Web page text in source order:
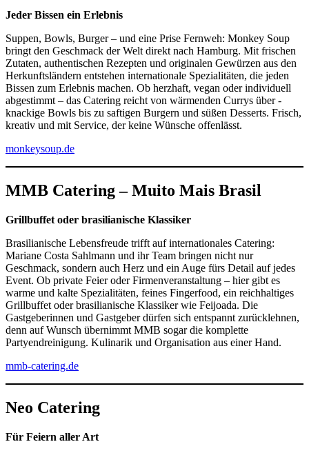
Jeder Bissen ein Erlebnis
Suppen, Bowls, Burger – und eine Prise Fernweh: Monkey Soup
bringt den Geschmack der Welt direkt nach Hamburg. Mit frischen
Zutaten, authentischen Rezepten und originalen Gewürzen aus den
Herkunftsländern entstehen internationale Spezialitäten, die jeden
Bissen zum Erlebnis machen. Ob herzhaft, vegan oder individuell
abgestimmt – das Catering reicht von wärmenden Currys über ­
knackige Bowls bis zu saftigen Burgern und süßen Desserts. Frisch,
kreativ und mit Service, der keine Wünsche offenlässt.
monkeysoup.de
MMB Catering – Muito Mais Brasil
Grillbuffet oder brasilianische Klassiker
Brasilianische Lebensfreude trifft auf internationales Catering:
Mariane Costa Sahlmann und ihr Team bringen nicht nur
Geschmack, sondern auch Herz und ein Auge fürs Detail auf jedes
Event. Ob private Feier oder Firmenveranstaltung – hier gibt es
warme und kalte Spezialitäten, feines Fingerfood, ein reichhaltiges
Grillbuffet oder brasilianische Klassiker wie Feijoada. Die
Gastgeberinnen und Gastgeber dürfen sich entspannt zurücklehnen,
denn auf Wunsch übernimmt MMB sogar die komplette
Partyendreinigung. Kulinarik und Organisation aus einer Hand.
mmb-catering.de
Neo Catering
Für Feiern aller Art